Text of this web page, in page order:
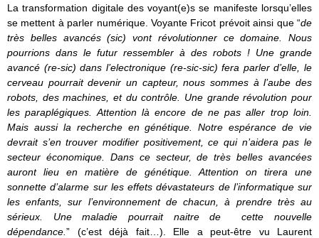
La transformation digitale des voyant(e)s se manifeste lorsqu’elles
se mettent à parler numérique. Voyante Fricot prévoit ainsi que “de
très belles avancés (sic) vont révolutionner ce domaine. Nous
pourrions dans le futur ressembler à des robots ! Une grande
avancé (re-sic) dans l’electronique (re-sic-sic) fera parler d’elle, le
cerveau pourrait devenir un capteur, nous sommes à l’aube des
robots, des machines, et du contrôle. Une grande révolution pour
les paraplégiques. Attention là encore de ne pas aller trop loin.
Mais aussi la recherche en génétique. Notre espérance de vie
devrait s’en trouver modifier positivement, ce qui n’aidera pas le
secteur économique. Dans ce secteur, de très belles avancées
auront lieu en matière de génétique. Attention on tirera une
sonnette d’alarme sur les effets dévastateurs de l’informatique sur
les enfants, sur l’environnement de chacun, à prendre très au
sérieux. Une maladie pourrait naitre de cette nouvelle
dépendance. ” (c’est déjà fait…). Elle a peut-être vu Laurent